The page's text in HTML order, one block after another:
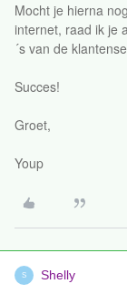
Mocht je hierna
internet, raad ik je
´s van de
Succes!
Groet,
Youp
S Shelly